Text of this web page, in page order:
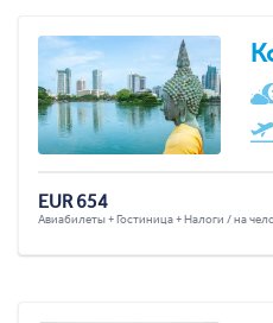
EUR 654
Авиабилеты + Гостиница + Налоги / на